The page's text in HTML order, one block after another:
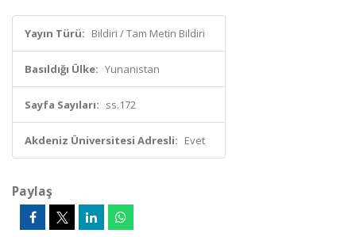
Yayın Türü: Bildiri / Tam Metin Bildiri
Basıldığı Ülke: Yunanistan
Sayfa Sayıları: ss.172
Akdeniz Üniversitesi Adresli: Evet
Paylaş